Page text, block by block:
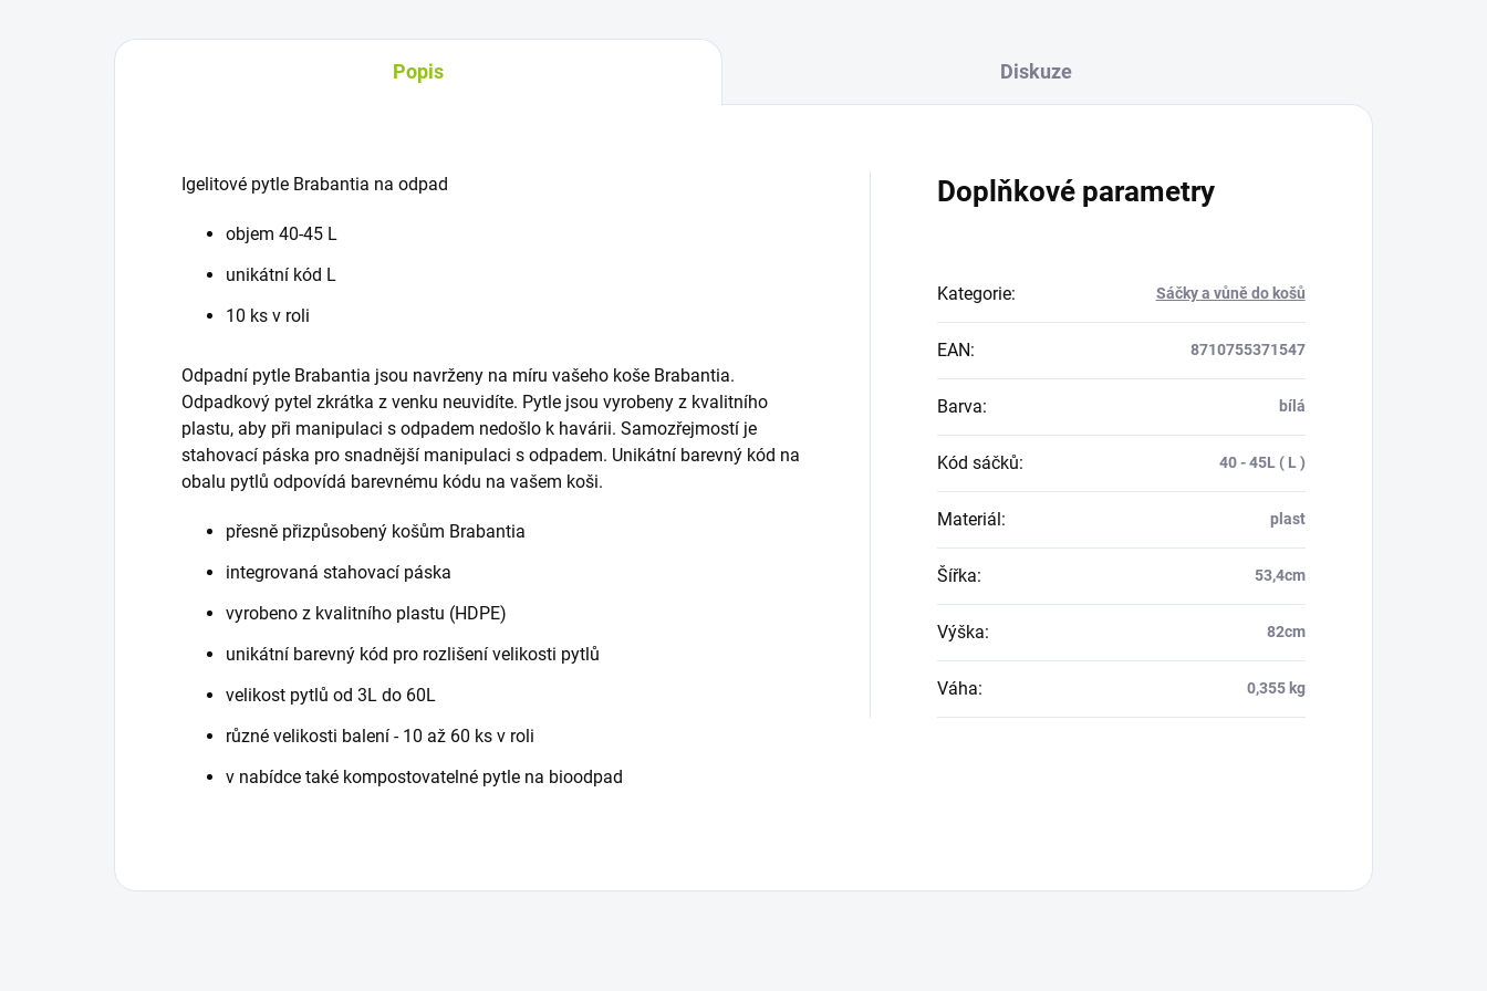
Popis Diskuze
Igelitové pytle Brabantia na odpad
objem 40-45 L
unikátní kód L
10 ks v roli
Odpadní pytle Brabantia jsou navrženy na míru vašeho koše Brabantia.
Odpadkový pytel zkrátka z venku neuvidíte. Pytle jsou vyrobeny z kvalitního
plastu, aby při manipulaci s odpadem nedošlo k havárii. Samozřejmostí je
stahovací páska pro snadnější manipulaci s odpadem. Unikátní barevný kód na
obalu pytlů odpovídá barevnému kódu na vašem koši.
přesně přizpůsobený košům Brabantia
integrovaná stahovací páska
vyrobeno z kvalitního plastu (HDPE)
unikátní barevný kód pro rozlišení velikosti pytlů
velikost pytlů od 3L do 60L
různé velikosti balení - 10 až 60 ks v roli
v nabídce také kompostovatelné pytle na bioodpad
Doplňkové parametry
Kategorie: Sáčky a vůně do košů
EAN: 8710755371547
Barva: bílá
Kód sáčků: 40 - 45L ( L )
Materiál : plast
Šířka: 53,4cm
Výška: 82cm
Váha: 0,355 kg